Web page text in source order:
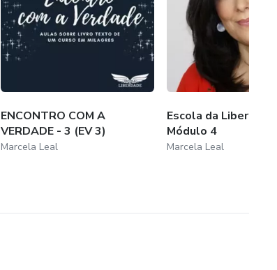
ENCONTRO COM A
VERDADE - 3 (EV 3)
Marcela Leal
Escola da Liberdade -
Módulo 4
Marcela Leal